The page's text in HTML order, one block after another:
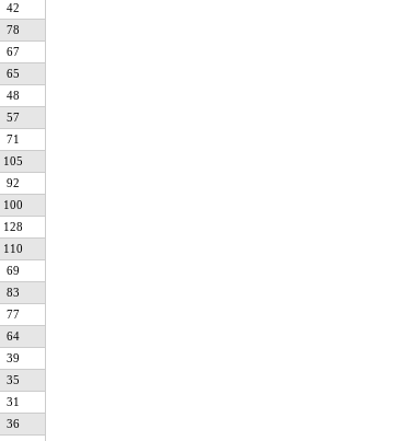
42
78
67
65
48
57
71
105
92
100
128
110
69
83
77
64
39
35
31
36